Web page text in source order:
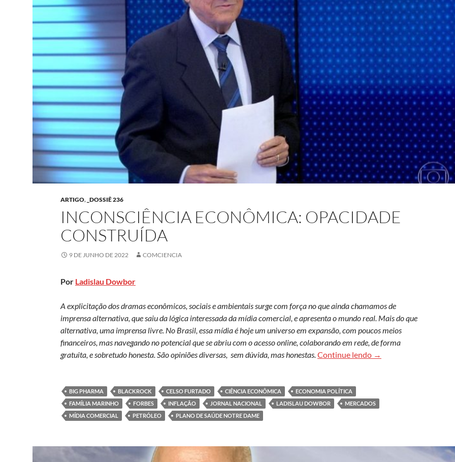
ARTIGO, _DOSSIÊ 236
INCONSCIÊNCIA ECONÔMICA: OPACIDADE
CONSTRUÍDA
9 DE JUNHO DE 2022 COMCIENCIA
Por Ladislau Dowbor
A explicitação dos dramas econômicos, sociais e ambientais surge com força no que ainda chamamos de
imprensa alternativa, que saiu da lógica interessada da mídia comercial, e apresenta o mundo real. Mais do que
alternativa, uma imprensa livre. No Brasil, essa mídia é hoje um universo em expansão, com poucos meios
financeiros, mas navegando no potencial que se abriu com o acesso online, colaborando em rede, de forma
gratuita, e sobretudo honesta. São opiniões diversas, sem dúvida, mas honestas.Continue lendo Inconsciência
→
BIG PHARMA BLACKROCK CELSO FURTADO CIÊNCIA ECONÔMICA
ECONOMIA POLÍTICA
FAMÍLIA MARINHO
FORBES INFLAÇÃO JORNAL NACIONAL LADISLAU DOWBOR
MERCADOS
MÍDIA COMERCIAL
PETRÓLEO PLANO DE SAÚDE NOTRE DAME